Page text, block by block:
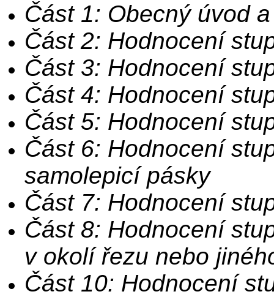
Část 1: Obecný úvod
Část 2: Hodnocení
Část 3: Hodnocení
Část 4: Hodnocení
Část 5: Hodnocení
Část 6: Hodnocení
samolepicí pásky
Část 7: Hodnocení
Část 8: Hodnocení
v okolí řezu nebo
Část 10: Hodnocení